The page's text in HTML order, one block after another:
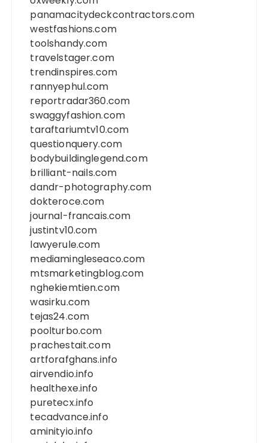
panamacitydeckcontractors.com
westfashions.com
toolshandy.com
travelstager.com
trendinspires.com
rannyephul.com
reportradar360.com
swaggyfashion.com
taraftariumtv10.com
questionquery.com
bodybuildinglegend.com
brilliant-nails.com
dandr-photography.com
dokteroce.com
journal-francais.com
justintv10.com
lawyerule.com
mediamingleseaco.com
mtsmarketingblog.com
nghekiemtien.com
wasirku.com
tejas24.com
poolturbo.com
prachestait.com
artforafghans.info
airvendio.info
healthexe.info
puretecx.info
tecadvance.info
aminityio.info